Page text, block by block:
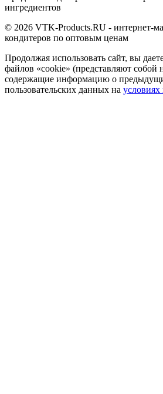
ингредиентов
© 2026 VTK-Products.RU - интернет-
кондитеров по оптовым ценам
Продолжая использовать сайт, вы
файлов «cookie» (представляют собой
содержащие информацию о
пользовательских данных на условиях